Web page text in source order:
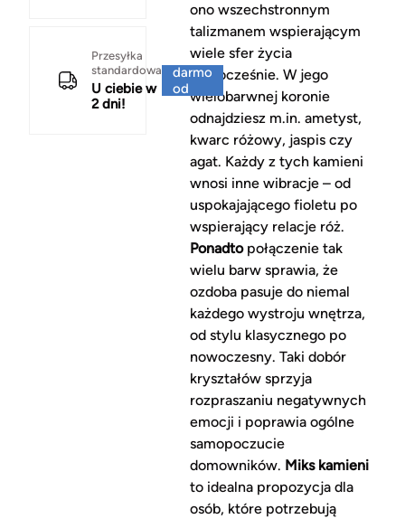
Przesyłka
standardowa
U ciebie w
2 dni!
darmo
od
150 zł
ono wszechstronnym
talizmanem wspierającym
wiele sfer życia
jednocześnie. W jego
wielobarwnej koronie
odnajdziesz m.in. ametyst,
kwarc różowy, jaspis czy
agat. Każdy z tych kamieni
wnosi inne wibracje – od
uspokajającego fioletu po
wspierający relacje róż.
Ponadtopołączenie tak
wielu barw sprawia, że
ozdoba pasuje do niemal
każdego wystroju wnętrza,
od stylu klasycznego po
nowoczesny. Taki dobór
kryształów sprzyja
rozpraszaniu negatywnych
emocji i poprawia ogólne
samopoczucie
domowników. Miks kamieni
to idealna propozycja dla
osób, które potrzebują